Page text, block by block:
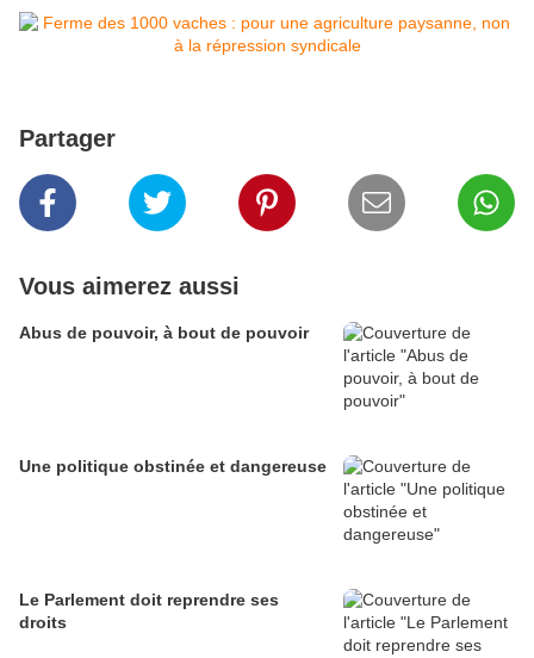
Partager
Vous aimerez aussi
Abus de pouvoir, à bout de pouvoir
Une politique obstinée et dangereuse
Le Parlement doit reprendre ses
droits